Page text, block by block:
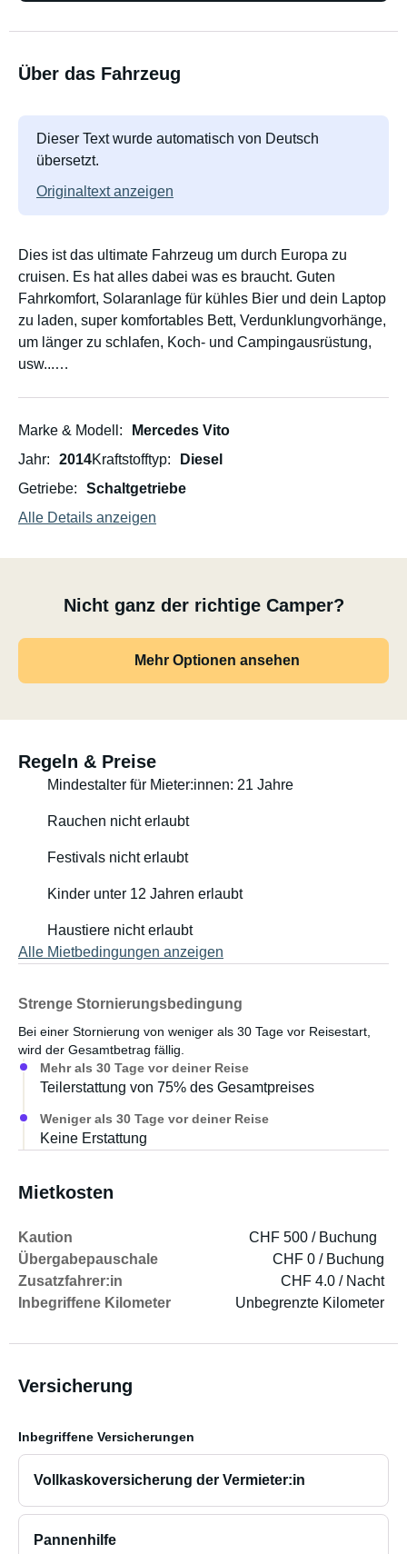
Über das Fahrzeug
Dieser Text wurde automatisch von Deutsch
übersetzt.
Originaltext anzeigen
Dies ist das ultimate Fahrzeug um durch Europa zu
cruisen. Es hat alles dabei was es braucht. Guten
Fahrkomfort, Solaranlage für kühles Bier und dein Laptop
zu laden, super komfortables Bett, Verdunklungvorhänge,
um länger zu schlafen, Koch- und Campingausrüstung,
usw...
Marke & Modell
Mercedes Vito
Jahr
2014Kraftstofftyp
Diesel
Getriebe
Schaltgetriebe
Alle Details anzeigen
Nicht ganz der richtige Camper?
Mehr Optionen ansehen
Regeln & Preise
Mindestalter für Mieter:innen: 21 Jahre
Rauchen nicht erlaubt
Festivals nicht erlaubt
Kinder unter 12 Jahren erlaubt
Haustiere nicht erlaubt
Alle Mietbedingungen anzeigen
Strenge Stornierungsbedingung
Bei einer Stornierung von weniger als 30 Tage vor Reisestart,
wird der Gesamtbetrag fällig.
Mehr als 30 Tage vor deiner Reise
Teilerstattung von 75% des Gesamtpreises
Weniger als 30 Tage vor deiner Reise
Keine Erstattung
Mietkosten
Kaution
CHF 500 / Buchung
Übergabepauschale
CHF 0 / Buchung
Zusatzfahrer:in
CHF 4.0 / Nacht
Inbegriffene Kilometer
Unbegrenzte Kilometer
Versicherung
Inbegriffene Versicherungen
Vollkaskoversicherung der Vermieter:in
Pannenhilfe